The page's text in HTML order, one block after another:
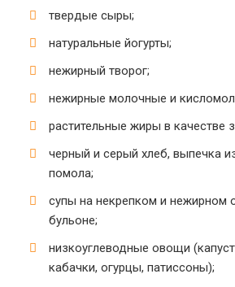
твердые сыры;
натуральные йогурты;
нежирный творог;
нежирные молочные и
растительные жиры в качестве
черный и серый хлеб, выпечка
помола;
супы на некрепком и
бульоне;
низкоуглеводные овощи
кабачки, огурцы, патиссоны);